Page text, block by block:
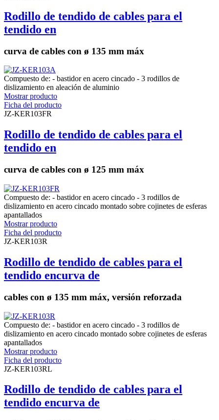
Rodillo de tendido de cables para el
tendido en
curva de cables con ø 135 mm máx
Compuesto de: - bastidor en acero cincado - 3 rodillos de
dislizamiento en aleación de aluminio
Mostrar producto
Ficha del producto
JZ-KER103FR
Rodillo de tendido de cables para el
tendido en
curva de cables con ø 125 mm máx
Compuesto de: - bastidor en acero cincado - 3 rodillos de
dislizamiento en acero cincado montado sobre cojinetes de esferas
apantallados
Mostrar producto
Ficha del producto
JZ-KER103R
Rodillo de tendido de cables para el
tendido encurva de
cables con ø 135 mm máx, versión reforzada
Compuesto de: - bastidor en acero cincado - 3 rodillos de
dislizamiento en acero cincado montado sobre cojinetes de esferas
apantallados
Mostrar producto
Ficha del producto
JZ-KER103RL
Rodillo de tendido de cables para el
tendido encurva de